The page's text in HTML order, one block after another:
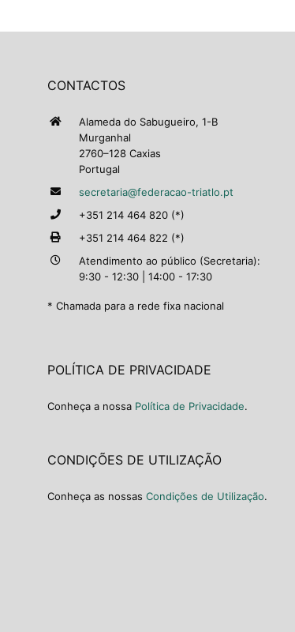
CONTACTOS
Alameda do Sabugueiro, 1-B
Murganhal
2760–128 Caxias
Portugal
secretaria@federacao-triatlo.pt
+351 214 464 820 (*)
+351 214 464 822 (*)
Atendimento ao público (Secretaria):
9:30 - 12:30 | 14:00 - 17:30
* Chamada para a rede fixa nacional
POLÍTICA DE PRIVACIDADE
Conheça a nossa Política de Privacidade.
CONDIÇÕES DE UTILIZAÇÃO
Conheça as nossas Condições de Utilização.